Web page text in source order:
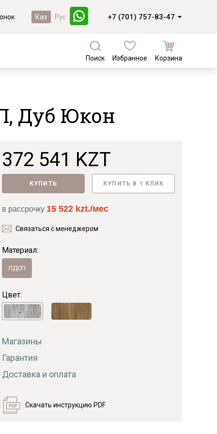
Каз Рус +7 (701) 757-83-47
Кухни из МДФ
Фасады из МДФ
Коллекции из массива сосны
Доминика
Лотос
Мейсон
Лотос
Поиск Избранное Корзина
Дуб Юкон
372 541 KZT
КУПИТЬ КУПИТЬ В 1 КЛИК
в рассрочку 15 522 kzt./мес
Связаться с менеджером
Материал:
ЛДСП
Цвет:
Магазины
Гарантия
Доставка и оплата
Скачать инструкцию PDF